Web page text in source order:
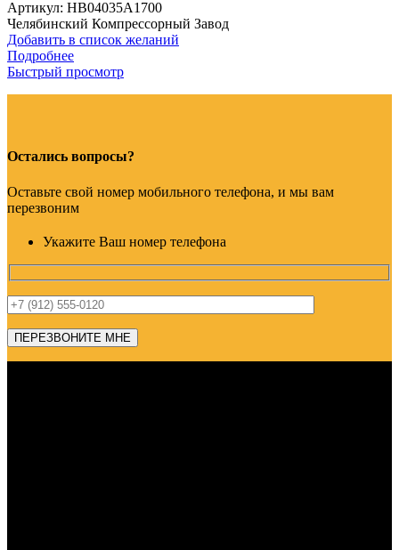
Артикул: HB04035A1700
Челябинский Компрессорный Завод
Добавить в список желаний
Подробнее
Быстрый просмотр
Остались вопросы?
Оставьте свой номер мобильного телефона, и мы вам
перезвоним
Укажите Ваш номер телефона